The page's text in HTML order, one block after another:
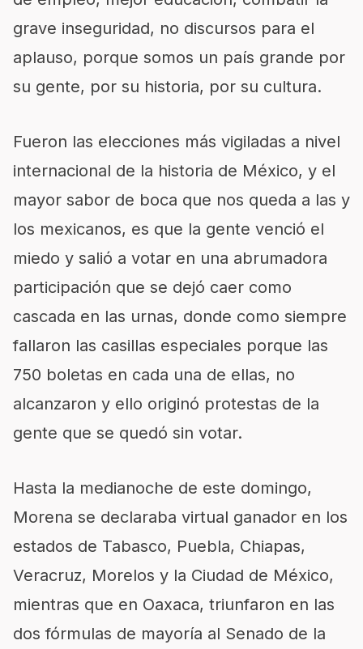
grave inseguridad, no discursos para el
aplauso, porque somos un país grande por
su gente, por su historia, por su cultura.
Fueron las elecciones más vigiladas a nivel
internacional de la historia de México, y el
mayor sabor de boca que nos queda a las y
los mexicanos, es que la gente venció el
miedo y salió a votar en una abrumadora
participación que se dejó caer como
cascada en las urnas, donde como siempre
fallaron las casillas especiales porque las
750 boletas en cada una de ellas, no
alcanzaron y ello originó protestas de la
gente que se quedó sin votar.
Hasta la medianoche de este domingo,
Morena se declaraba virtual ganador en los
estados de Tabasco, Puebla, Chiapas,
Veracruz, Morelos y la Ciudad de México,
mientras que en Oaxaca, triunfaron en las
dos fórmulas de mayoría al Senado de la